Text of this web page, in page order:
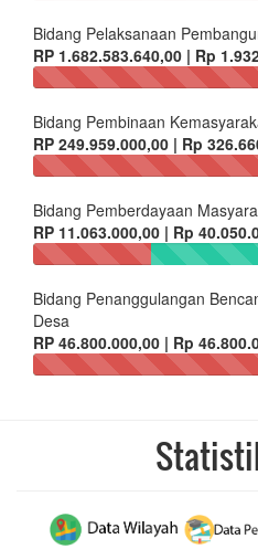
Bidang Pelaksanaan
RP 1.682.583.640,00 | Rp
Bidang Pembinaan
RP 249.959.000,00 | Rp
Bidang Pemberdayaan
RP 11.063.000,00 | Rp
Bidang Penanggulangan
Desa
RP 46.800.000,00 | Rp